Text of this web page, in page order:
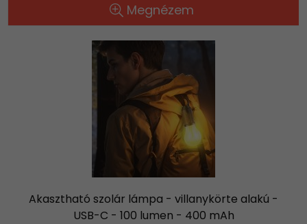
Megnézem
Akasztható szolár lámpa - villanykörte alakú -
USB-C - 100 lumen - 400 mAh